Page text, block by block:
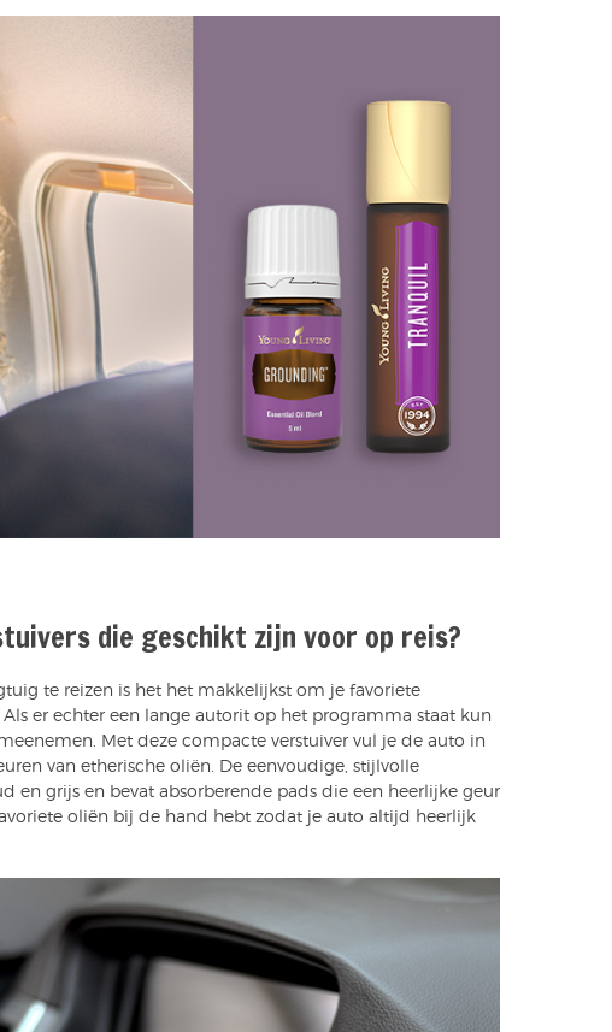
die geschikt zijn voor op reis?
te reizen is het het makkelijkst om je favoriete
er echter een lange autorit op het programma staat kun
Met deze compacte verstuiver vul je de auto in
van etherische oliën. De eenvoudige, stijlvolle
en grijs en bevat absorberende pads die een heerlijke geur
oliën bij de hand hebt zodat je auto altijd heerlijk